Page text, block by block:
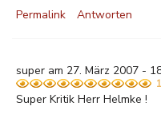
Permalink
Antworten
super am 27. März 2007 -
Super Kritik Herr Helmke !